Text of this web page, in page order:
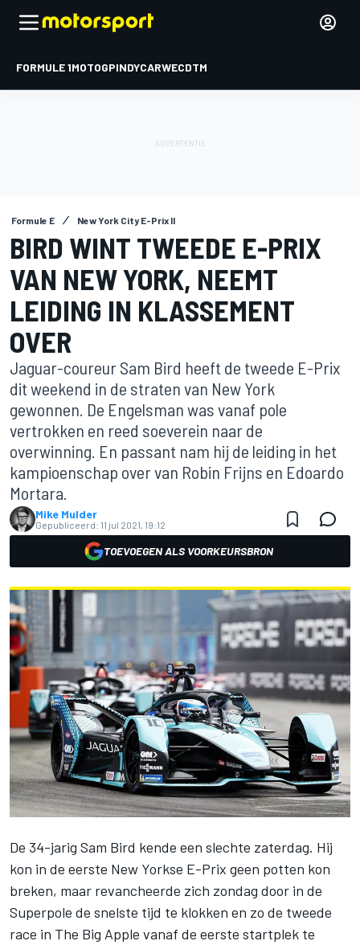
FORMULE 1MOTOGPINDYCARWECDTM
Formule E New York City E-Prix II
BIRD WINT TWEEDE E-PRIX
VAN NEW YORK, NEEMT
LEIDING IN KLASSEMENT
OVER
Jaguar-coureur Sam Bird heeft de tweede E-Prix
dit weekend in de straten van New York
gewonnen. De Engelsman was vanaf pole
vertrokken en reed soeverein naar de
overwinning. En passant nam hij de leiding in het
kampioenschap over van Robin Frijns en Edoardo
Mortara.
Mike Mulder
Gepubliceerd: 11 jul 2021, 19:12
TOEVOEGEN ALS VOORKEURSBRON
De 34-jarig Sam Bird kende een slechte zaterdag. Hij
kon in de eerste New Yorkse E-Prix geen potten kon
breken, maar revancheerde zich zondag door in de
Superpole de snelste tijd te klokken en zo de tweede
race in The Big Apple vanaf de eerste startplek te